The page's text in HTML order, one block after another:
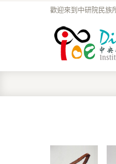
歡迎來到中研院民族